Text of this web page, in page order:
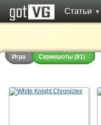
Статьи ▼
Игра Скриншоты (91)